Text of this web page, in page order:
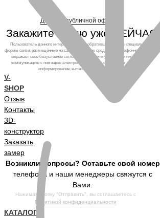
Договор публичной оферты
Закажите кухню уже СЕЙЧАС!
Пользователь данного интернет-ресурса, обратившийся через специальные
формы связи, размещённые на сайте, а также по средствам телефонного звонка,
выражает свое безусловное согласие продолжить устную или письменную
коммуникацию с помощью электронных средств связи, в том числе: sms-
информирование, e-mail-рассылка и т.п. и т.д.
V-
SHOP
Отзыв
Контакты
3D-
конструктор
Заказать
замер
Возникли вопросы? Оставьте свой номер
телефона и наши менеджеры свяжутся с
Вами.
Нажимая кнопку "Отправить", вы соглашаетесь с
Политикой конфиденциальности
КАТАЛОГ